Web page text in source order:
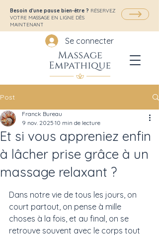
Besoin d'une pause bien-être ? RÉSERVEZ
VOTRE MASSAGE EN LIGNE DÈS
MAINTENANT
Se connecter
Post
Et si vous appreniez enfin
à lâcher prise grâce à un
massage relaxant ?
Franck Bureau
9 nov. 2025 10 min de lecture
Dans notre vie de tous les jours, on
court partout, on pense à mille
choses à la fois, et au final, on se
retrouve souvent avec le corps tout